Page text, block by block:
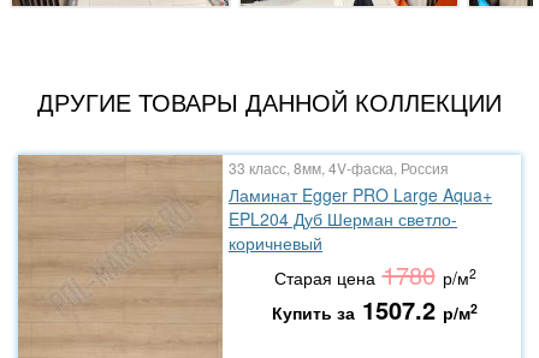
ДРУГИЕ ТОВАРЫ ДАННОЙ КОЛЛЕКЦИИ
33 класс, 8мм, 4V-фаска, Россия
Ламинат Egger PRO Large Aqua+
EPL204 Дуб Шерман светло-
коричневый
Старая цена 1780 р/м2
Купить за 1507.2 р/м2